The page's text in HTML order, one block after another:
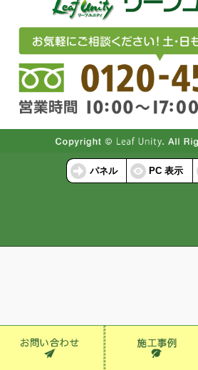
パネル PC 表示